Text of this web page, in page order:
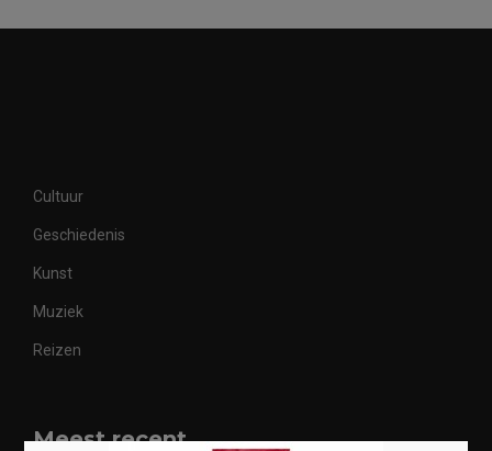
Cultuur
Geschiedenis
Kunst
Muziek
Reizen
Meest recent